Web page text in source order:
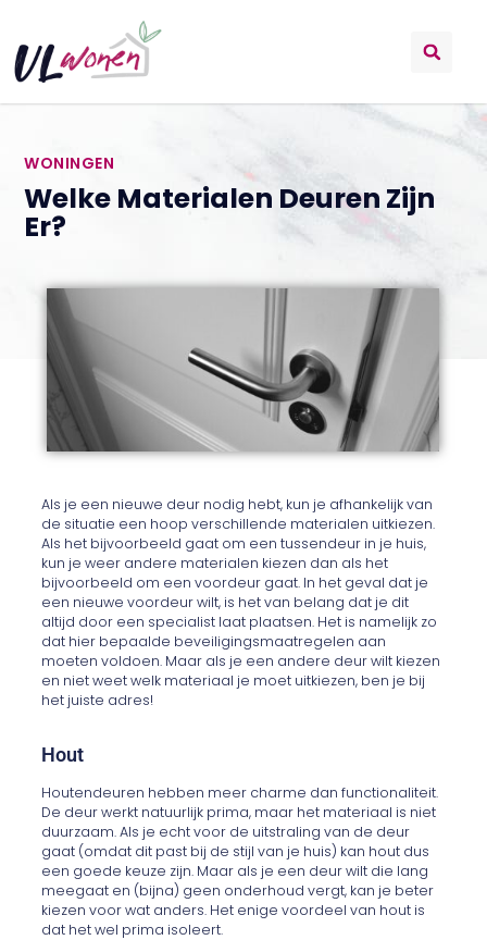
WONINGEN
Welke Materialen Deuren Zijn
Er?
Als je een nieuwe deur nodig hebt, kun je afhankelijk van
de situatie een hoop verschillende materialen uitkiezen.
Als het bijvoorbeeld gaat om een tussendeur in je huis,
kun je weer andere materialen kiezen dan als het
bijvoorbeeld om een voordeur gaat. In het geval dat je
een nieuwe voordeur wilt, is het van belang dat je dit
altijd door een specialist laat plaatsen. Het is namelijk zo
dat hier bepaalde beveiligingsmaatregelen aan
moeten voldoen. Maar als je een andere deur wilt kiezen
en niet weet welk materiaal je moet uitkiezen, ben je bij
het juiste adres!
Hout
Houtendeuren hebben meer charme dan functionaliteit.
De deur werkt natuurlijk prima, maar het materiaal is niet
duurzaam. Als je echt voor de uitstraling van de deur
gaat (omdat dit past bij de stijl van je huis) kan hout dus
een goede keuze zijn. Maar als je een deur wilt die lang
meegaat en (bijna) geen onderhoud vergt, kan je beter
kiezen voor wat anders. Het enige voordeel van hout is
dat het wel prima isoleert.